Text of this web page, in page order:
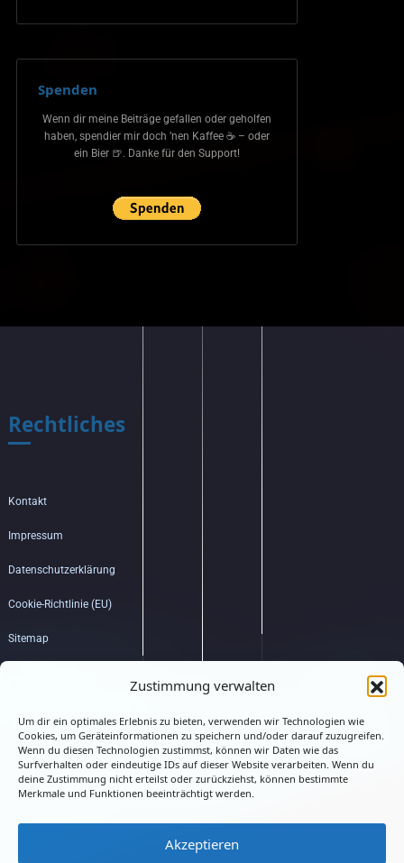
Zustimmung verwalten
Um dir ein optimales Erlebnis zu bieten, verwenden wir Technologien wie
Cookies, um Geräteinformationen zu speichern und/oder darauf zuzugreifen.
Wenn du diesen Technologien zustimmst, können wir Daten wie das
Surfverhalten oder eindeutige IDs auf dieser Website verarbeiten. Wenn du
deine Zustimmung nicht erteilst oder zurückziehst, können bestimmte
Merkmale und Funktionen beeinträchtigt werden.
Akzeptieren
Spenden
Wenn dir meine Beiträge gefallen oder geholfen
haben, spendier mir doch ’nen Kaffee ☕ – oder
ein Bier 🍺. Danke für den Support!
Rechtliches
Kontakt
Impressum
Datenschutzerklärung
Cookie-Richtlinie (EU)
Sitemap
Hub